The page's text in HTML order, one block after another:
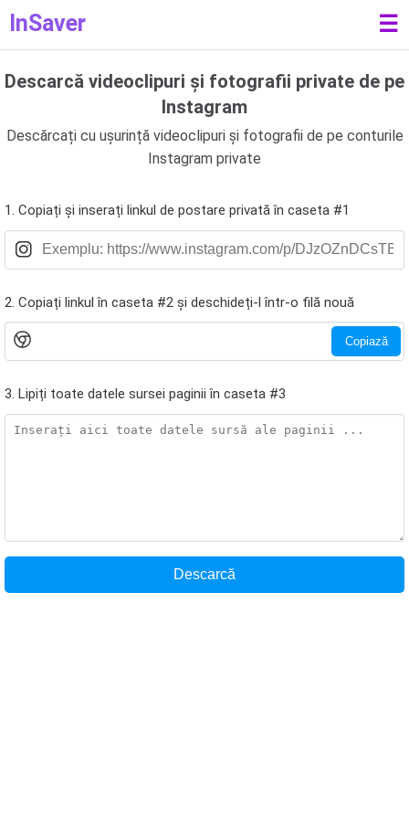
InSaver ☰
Descarcă videoclipuri și fotografii private de pe
Instagram
Descărcați cu ușurință videoclipuri și fotografii de pe conturile
Instagram private
1. Copiați și inserați linkul de postare privată în caseta #1
2. Copiați linkul în caseta #2 și deschideți-l într-o filă nouă
Copiază
3. Lipiți toate datele sursei paginii în caseta #3
Descarcă